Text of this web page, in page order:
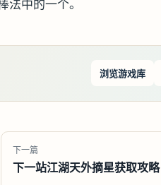
法中的一个。
浏览游戏库
下一篇
下一站江湖天外摘星获取攻略